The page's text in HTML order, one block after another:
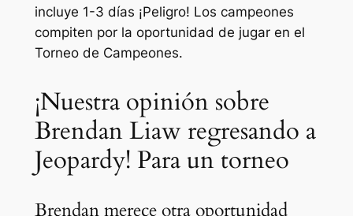
incluye 1-3 días ¡Peligro! Los campeones
compiten por la oportunidad de jugar en el
Torneo de Campeones.
¡Nuestra opinión sobre
Brendan Liaw regresando a
Jeopardy! Para un torneo
Brendan merece otra oportunidad